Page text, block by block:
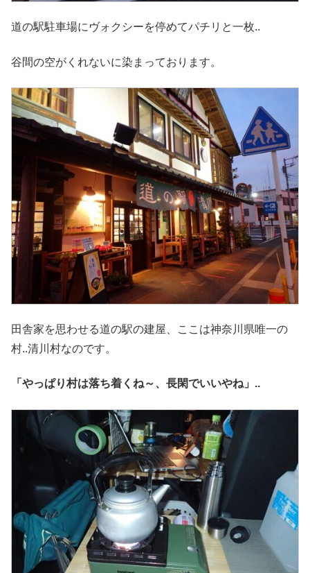
道の駅駐車場にヴォクシーを停めてパチリと一枚..
谷間の空がくれないに染まっております。
田舎家を思わせる道の駅の建屋、ここは神奈川県唯一の
村..清川村なのです。
「やっぱり村は落ち着くね～、長閑でいいやね」..